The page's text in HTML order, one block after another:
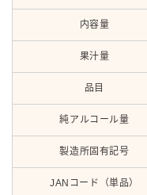
内容量
果汁量
品目
純アルコール量
製造所固有記号
JANコード（単品）